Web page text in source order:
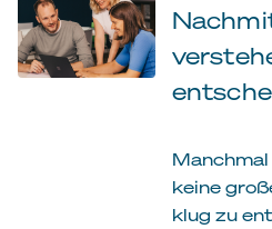
keine
klug zu